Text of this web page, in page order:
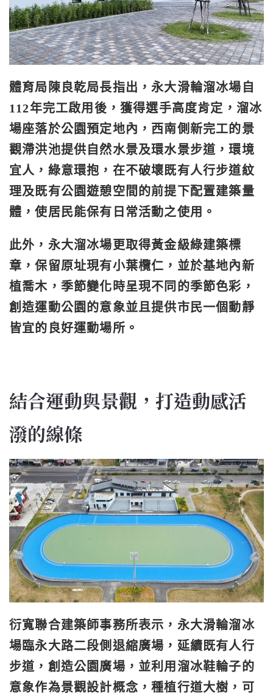
體育局陳良乾局長指出，永大滑輪溜冰場自
112年完工啟用後，獲得選手高度肯定，溜冰
場座落於公園預定地內，西南側新完工的景
觀滯洪池提供自然水景及環水景步道，環境
宜人，綠意環抱，在不破壞既有人行步道紋
理及既有公園遊憩空間的前提下配置建築量
體，使居民能保有日常活動之使用。
此外，永大溜冰場更取得黃金級綠建築標
章，保留原址現有小葉欖仁，並於基地內新
植喬木，季節變化時呈現不同的季節色彩，
創造運動公園的意象並且提供市民一個動靜
皆宜的良好運動場所。
結合運動與景觀，打造動感活
潑的線條
衍寬聯合建築師事務所表示，永大滑輪溜冰
場臨永大路二段側退縮廣場，延續既有人行
步道，創造公園廣場，並利用溜冰鞋輪子的
意象作為景觀設計概念，種植行道大樹，可